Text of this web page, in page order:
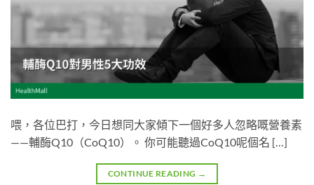
喂，各位巴打，今日想同大家傾下一個好多人忽略嘅營養素
——輔酶Q10（CoQ10）。 你可能聽過CoQ10呢個名 […]
CONTINUE READING →